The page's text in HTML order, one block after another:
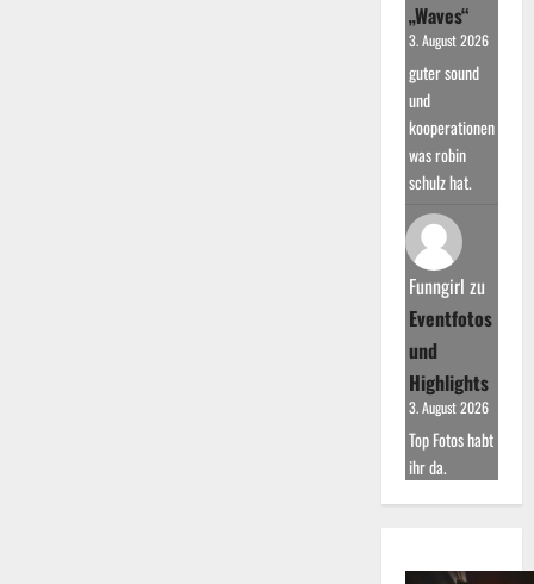
„Waves“
3. August 2026
guter sound
und
kooperationen
was robin
schulz hat.
Funngirl zu
Eventfotos
und
Highlights
3. August 2026
Top Fotos habt
ihr da.